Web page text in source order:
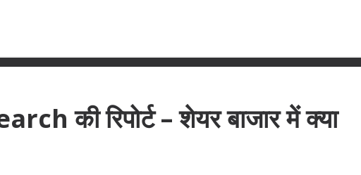
की रिपोर्ट – शेयर बाजार में क्या